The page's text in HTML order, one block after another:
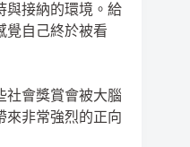
與接納的環境。給
覺自己終於被看
社會獎賞會被大腦
來非常強烈的正向